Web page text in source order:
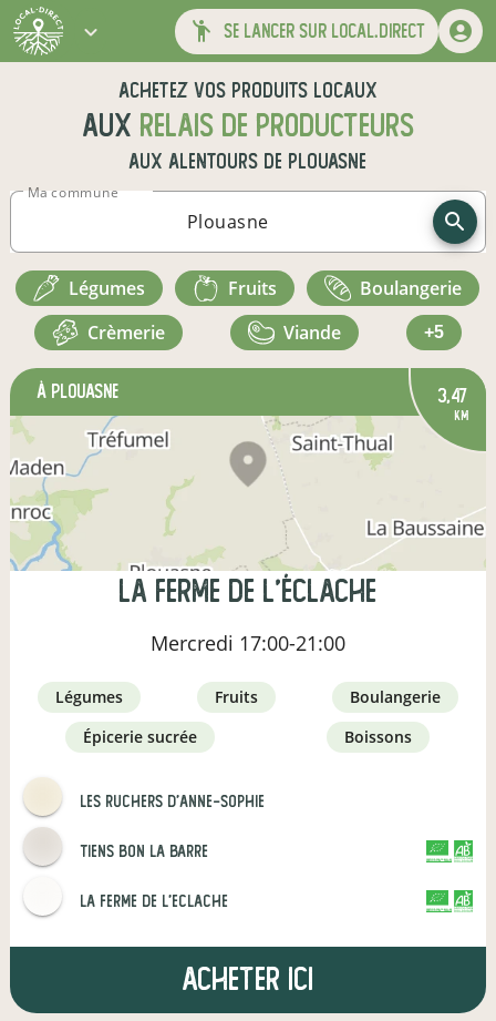
se lancer sur local.direct
Achetez vos produits locaux
aux relais de producteurs
aux alentours de Plouasne
Ma commune
légumes fruits
boulangerie
crèmerie
viande +5
à Plouasne 3,47
km
la ferme de l'éclache
Mercredi 17:00-21:00
légumes fruits
boulangerie
épicerie sucrée
boissons
Les Ruchers d'Anne-Sophie
tiens bon la barre CERTIFIÉ PAR FR-BIO-01
AGRICULTURE FRANCE
La ferme de l'eclache CERTIFIÉ PAR FR-BIO-09
AGRICULTURE FRANCE
Acheter ici